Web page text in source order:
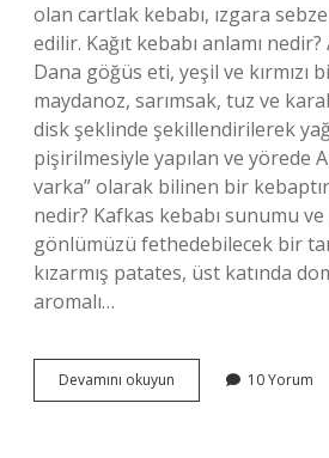
olan cartlak kebabı, ızgara
edilir. Kağıt kebabı anlamı nedir?
Dana göğüs eti, yeşil ve kırmızı
maydanoz, sarımsak, tuz ve
disk şeklinde şekillendirilerek
pişirilmesiyle yapılan ve yörede
varka” olarak bilinen bir
nedir? Kafkas kebabı sunumu
gönlümüzü fethedebilecek bir
kızarmış patates, üst katında
aromalı…
Devamını okuyun
Kebabı
10 Yorum